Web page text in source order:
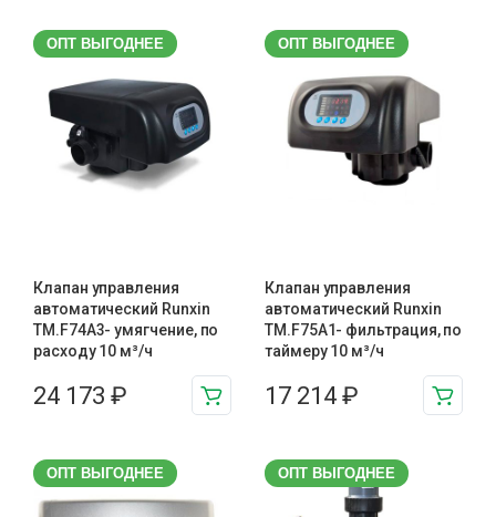
ОПТ ВЫГОДНЕЕ
Клапан управления
автоматический Runxin
TM.F74A3- умягчение, по
расходу 10 м³/ч
24 173 ₽
ОПТ ВЫГОДНЕЕ
Клапан управления
автоматический Runxin
TM.F75A1- фильтрация, по
таймеру 10 м³/ч
17 214 ₽
ОПТ ВЫГОДНЕЕ ОПТ ВЫГОДНЕЕ